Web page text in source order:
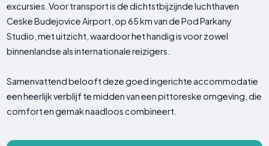
excursies. Voor transport is de dichtstbijzijnde luchthaven
Ceske Budejovice Airport, op 65 km van de Pod Parkany
Studio, met uitzicht, waardoor het handig is voor zowel
binnenlandse als internationale reizigers.
Samenvattend belooft deze goed ingerichte accommodatie
een heerlijk verblijf te midden van een pittoreske omgeving, die
comfort en gemak naadloos combineert.